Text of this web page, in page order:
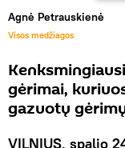
Agnė Petrauskienė
Visos medžiagos
gėrimai,
gazuotų
VILNIUS, spalio